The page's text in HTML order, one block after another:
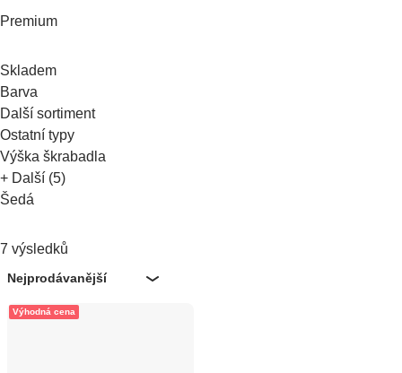
Premium
Skladem
Barva
Další sortiment
Ostatní typy
Výška škrabadla
+ Další (5)
Šedá
7 výsledků
Nejprodávanější
Výhodná cena